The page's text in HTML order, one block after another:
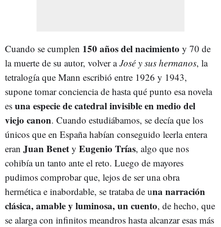
Cuando se cumplen 150 años del nacimiento y 70 de
la muerte de su autor, volver aJosé y sus hermanos, la
tetralogía que Mann escribió entre 1926 y 1943,
supone tomar conciencia de hasta qué punto esa novela
es una especie de catedral invisible en medio del
viejo canon. Cuando estudiábamos, se decía que los
únicos que en España habían conseguido leerla entera
eran Juan Benet y Eugenio Trías, algo que nos
cohibía un tanto ante el reto. Luego de mayores
pudimos comprobar que, lejos de ser una obra
hermética e inabordable, se trataba de una narración
clásica, amable y luminosa, un cuento, de hecho, que
se alarga con infinitos meandros hasta alcanzar esas más